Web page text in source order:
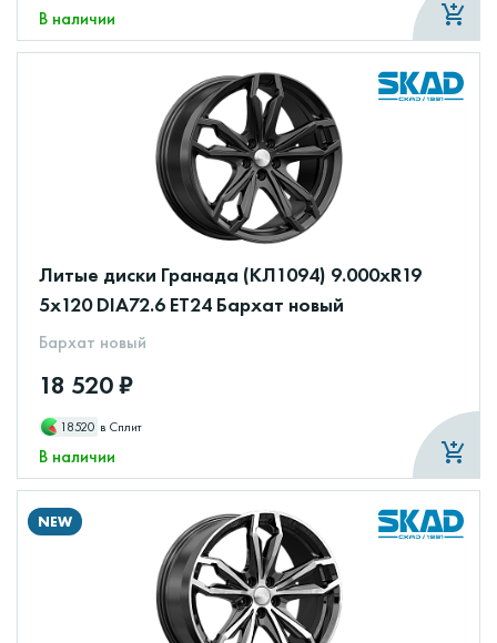
В наличии
Литые диски Гранада (КЛ1094) 9.000xR19
5x120 DIA72.6 ET24 Бархат новый
Бархат новый
18 520 ₽
18520 в Сплит
В наличии
NEW